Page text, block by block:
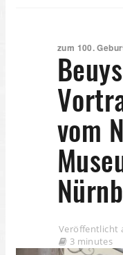
zum 100.
vom
Veröffentlicht
3 minutes